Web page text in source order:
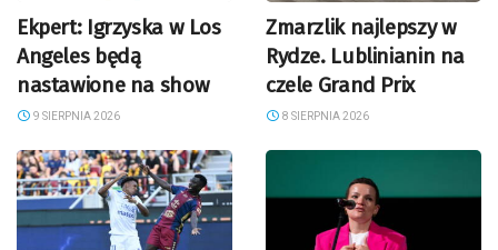
Ekpert: Igrzyska w Los
Angeles będą
nastawione na show
9 SIERPNIA 2026
Zmarzlik najlepszy w
Rydze. Lublinianin na
czele Grand Prix
8 SIERPNIA 2026